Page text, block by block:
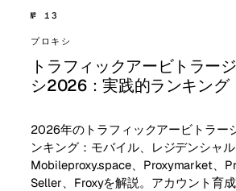
№ 13
プロキシ
トラフィックアービトラー
シ2026：実践的ランキング
2026年のトラフィックアービトラー
ンキング：モバイル、レジデンシャル
Mobileproxy.space、Proxymarket、
Seller、Froxyを解説。アカウント育成